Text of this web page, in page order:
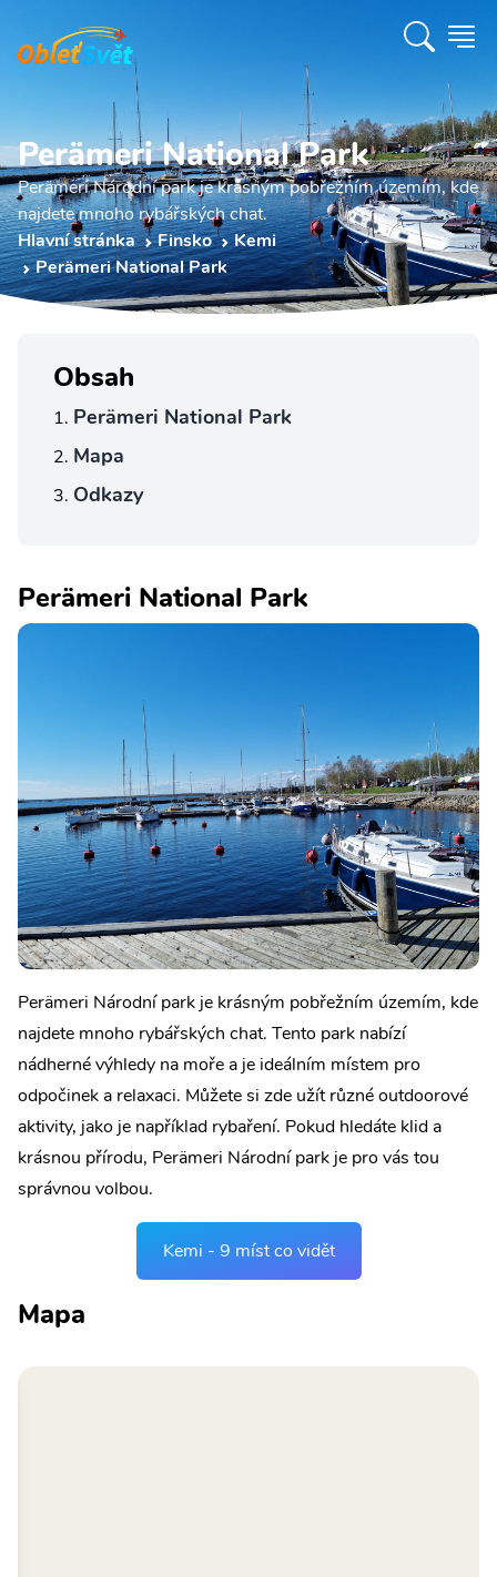
Perämeri National Park
Perämeri Národní park je krásným pobřežním územím, kde
najdete mnoho rybářských chat.
Hlavní stránka
Finsko
Kemi
Perämeri National Park
Obsah
Perämeri National Park
Mapa
Odkazy
Perämeri National Park
Perämeri Národní park je krásným pobřežním územím, kde
najdete mnoho rybářských chat. Tento park nabízí
nádherné výhledy na moře a je ideálním místem pro
odpočinek a relaxaci. Můžete si zde užít různé outdoorové
aktivity, jako je například rybaření. Pokud hledáte klid a
krásnou přírodu, Perämeri Národní park je pro vás tou
správnou volbou.
Kemi - 9 míst co vidět
Mapa